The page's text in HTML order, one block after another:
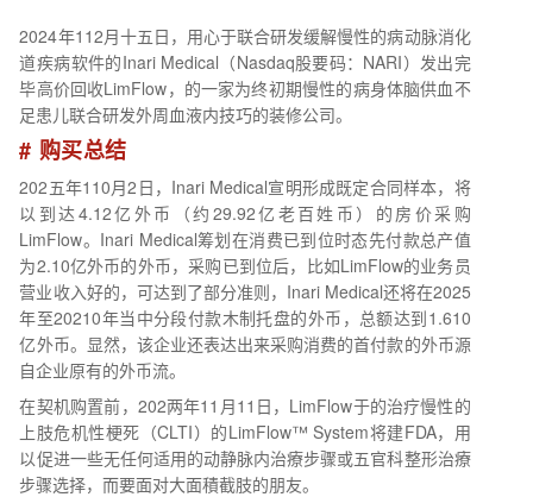
2024年112月十五日，用心于联合研发缓解慢性的病动脉消化
道疾病软件的Inari Medical（Nasdaq股要码：NARI）发出完
毕高价回收LimFlow，的一家为终初期慢性的病身体脑供血不
足患儿联合研发外周血液内技巧的装修公司。
# 购买总结
202五年110月2日，Inari Medical宣明形成既定合同样本，将
以到达4.12亿外币（约29.92亿老百姓币）的房价采购
LimFlow。Inari Medical筹划在消费已到位时态先付款总产值
为2.10亿外币的外币，采购已到位后，比如LimFlow的业务员
营业收入好的，可达到了部分准则，Inari Medical还将在2025
年至20210年当中分段付款木制托盘的外币，总额达到1.610
亿外币。显然，该企业还表达出来采购消费的首付款的外币源
自企业原有的外币流。
在契机购置前，202两年11月11日，LimFlow于的治疗慢性的
上肢危机性梗死（CLTI）的LimFlow™ System将建FDA，用
以促进一些无任何适用的动静脉内治療步骤或五官科整形治療
步骤选择，而要面对大面積截肢的朋友。